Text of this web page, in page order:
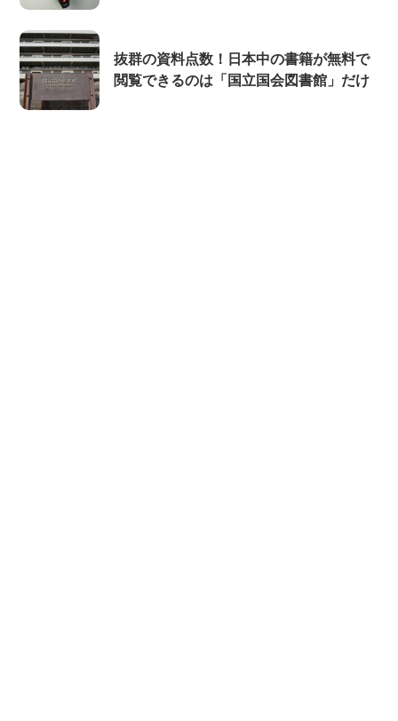
抜群の資料点数！日本中の書籍が無料で
閲覧できるのは「国立国会図書館」だけ